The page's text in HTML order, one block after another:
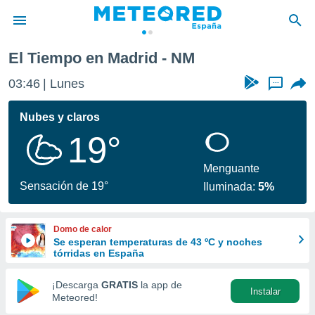
de
por
se
calidad.
a este
las
y
forma
digital
basada
El Tiempo en Madrid - NM
03:46 Lunes ...
Nubes y claros
19°
Sensación de 19°
Menguante
Iluminada:5%
Domo de calor
Se esperan temperaturas de 43 ºC y noches
tórridas en España
¡Descarga GRATIS la app de
Meteored!
Instalar